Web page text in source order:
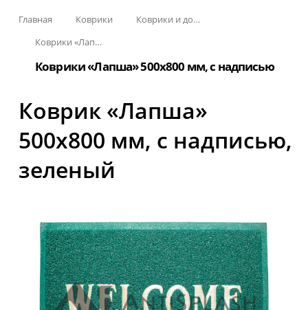
Главная Коврики
Коврики и дорожки пористые (Лапша)
Коврики «Лапша»
Коврики «Лапша» 500x800 мм, с надписью
Коврик «Лапша»
500x800 мм, с надписью,
зеленый